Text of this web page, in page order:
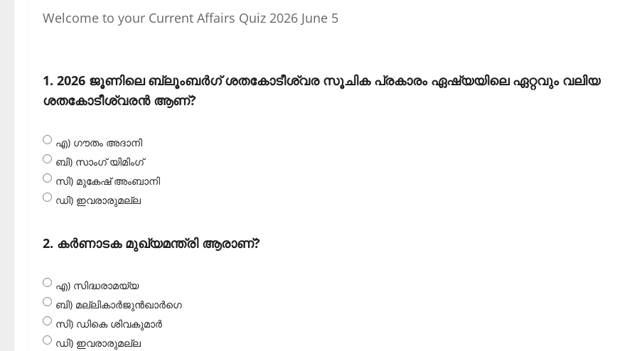
Welcome to your Current Affairs Quiz 2026 June 5
1. 2026 ജൂണിലെ ബ്ലൂംബര്‍ഗ് ശതകോടീശ്വര സൂചിക പ്രകാരം ഏഷ്യയിലെ ഏറ്റവും വലിയ
ശതകോടീശ്വരന്‍ ആണ്?
എ) ഗൗതം അദാനി
ബി) സാംഗ് യിമിംഗ്
സി) മുകേഷ് അംബാനി
ഡി) ഇവരാരുമല്ല
2. കര്‍ണാടക മുഖ്യമന്ത്രി ആരാണ്?
എ) സിദ്ധരാമയ്യ
ബി) മല്ലികാര്‍ജുന്‍ഖാര്‍ഗെ
സി) ഡികെ ശിവകുമാര്‍
ഡി) ഇവരാരുമല്ല